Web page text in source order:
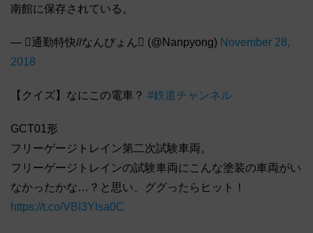
南館に保存されている。
— 通勤特快//なんぴょん (@Nanpyong) November 28,
2018
【クイズ】なにこの電車？ #鉄道チャンネル
GCT01形
フリーゲージトレイン第二次試験車両。
フリーゲージトレインの試験車両にこんな塗装の車両がい
なかったかな…？と思い、ググったらヒット！
https://t.co/VBI3Ylsa0C